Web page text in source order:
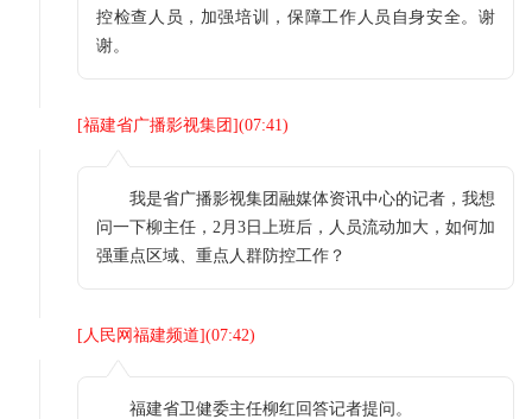
控检查人员，加强培训，保障工作人员自身安全。谢
谢。
[福建省广播影视集团 ](07:41)
我是省广播影视集团融媒体资讯中心的记者，我想
问一下柳主任，2月3日上班后，人员流动加大，如何加
强重点区域、重点人群防控工作？
[ 人民网福建频道](07:42)
福建省卫健委主任柳红回答记者提问。